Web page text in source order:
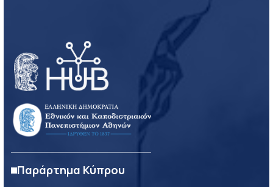
Παράρτημα Κύπρου